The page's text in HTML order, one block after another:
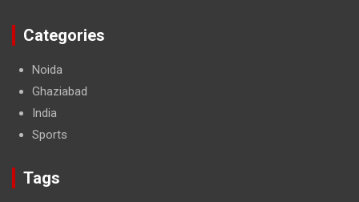
Categories
Noida
Ghaziabad
India
Sports
Tags